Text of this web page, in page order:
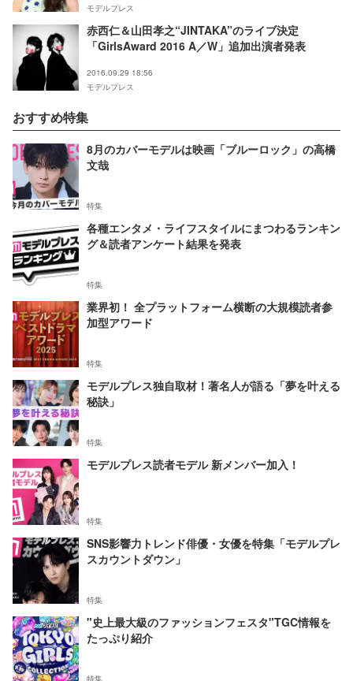
モデルプレス
赤西仁＆山田孝之“JINTAKA”のライブ決定
「GirlsAward 2016 A／W」追加出演者発表
2016.09.29 18:56
モデルプレス
おすすめ特集
8月のカバーモデルは映画「ブルーロック」の高橋
文哉
特集
各種エンタメ・ライフスタイルにまつわるランキン
グ＆読者アンケート結果を発表
特集
業界初！ 全プラットフォーム横断の大規模読者参
加型アワード
特集
モデルプレス独自取材！著名人が語る「夢を叶える
秘訣」
特集
モデルプレス読者モデル 新メンバー加入！
特集
SNS影響力トレンド俳優・女優を特集「モデルプレ
スカウントダウン」
特集
"史上最大級のファッションフェスタ"TGC情報を
たっぷり紹介
特集